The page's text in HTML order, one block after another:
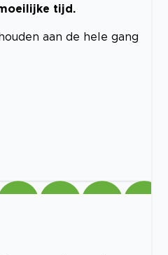
tijd.
aan de hele gang